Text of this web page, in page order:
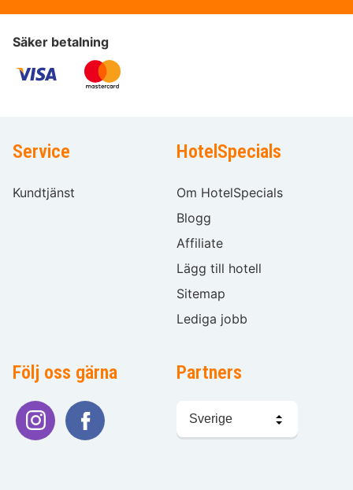
Säker betalning
Service
Kundtjänst
HotelSpecials
Om HotelSpecials
Blogg
Affiliate
Lägg till hotell
Sitemap
Lediga jobb
Följ oss gärna Partners
språk